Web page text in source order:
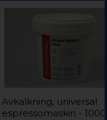
Avkalkning, universal
espressomaskin -